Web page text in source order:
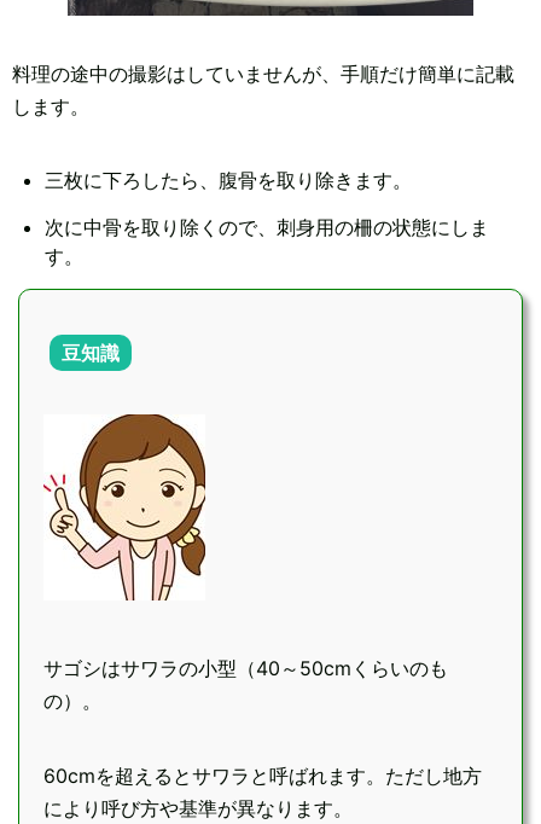
料理の途中の撮影はしていませんが、手順だけ簡単に記載
します。
三枚に下ろしたら、腹骨を取り除きます。
次に中骨を取り除くので、刺身用の柵の状態にしま
す。
豆知識
サゴシはサワラの小型（40～50cmくらいのも
の）。
60cmを超えるとサワラと呼ばれます。ただし地方
により呼び方や基準が異なります。